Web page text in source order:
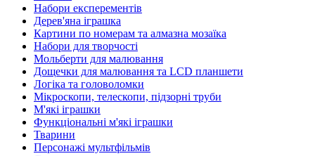
Набори експерементів
Дерев'яна іграшка
Картини по номерам та алмазна мозаїка
Набори для творчості
Мольберти для малювання
Дощечки для малювання та LCD планшети
Логіка та головоломки
Мікроскопи, телескопи, підзорні труби
М'які іграшки
Функціональні м'які іграшки
Тварини
Персонажі мультфільмів